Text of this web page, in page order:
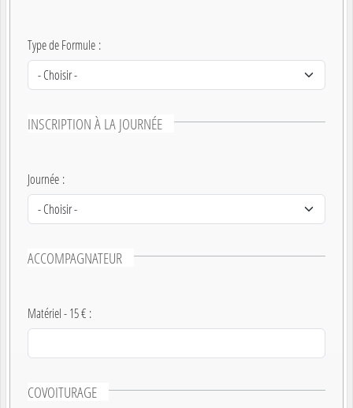
Type de Formule :
INSCRIPTION À LA JOURNÉE
Journée :
ACCOMPAGNATEUR
Matériel - 15 € :
COVOITURAGE